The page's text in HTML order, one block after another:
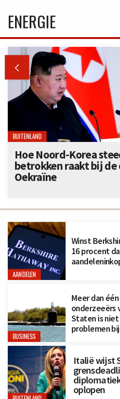
AANDELEN
Winst
16 procent
BUSINESS
Meer dan
onderzeeërs
Staten is
problemen
Italië wijst
oplopen
ENERGIE

BUITENLAND
Hoe Noord-Korea
betrokken raakt bij de
Oekraïne